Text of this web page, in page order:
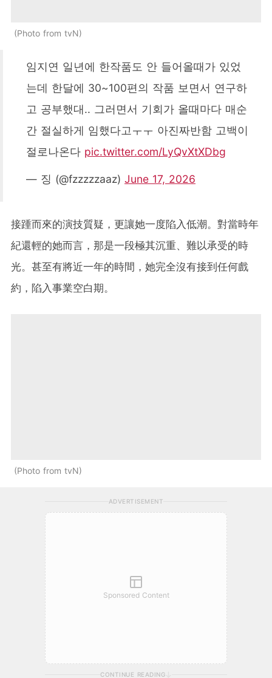
Photo from tvN
임지연 일년에 한작품도 안 들어올때가 있었
는데 한달에 30~100편의 작품 보면서 연구하
고 공부했대.. 그러면서 기회가 올때마다 매순
간 절실하게 임했다고ㅜㅜ 아진짜반함 고백이
절로나온다 pic.twitter.com/LyQvXtXDbg
— 징 (@fzzzzzaaz) June 17, 2026
接踵而來的演技質疑，更讓她一度陷入低潮。對當時年
紀還輕的她而言，那是一段極其沉重、難以承受的時
光。甚至有將近一年的時間，她完全沒有接到任何戲
約，陷入事業空白期。
Photo from tvN
ADVERTISEMENT
Sponsored Content
CONTINUE READING